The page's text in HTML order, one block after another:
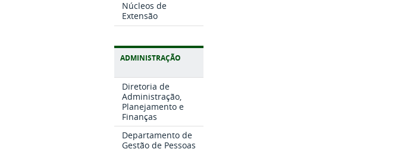
Núcleos de
Extensão
ADMINISTRAÇÃO
Diretoria de
Administração,
Planejamento e
Finanças
Departamento de
Gestão de Pessoas